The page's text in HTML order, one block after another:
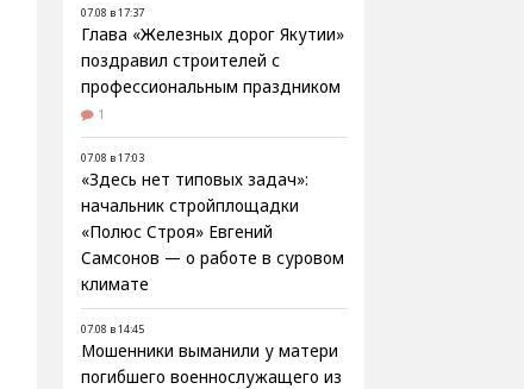
07.08 в 17:37
Глава «Железных дорог Якутии»
поздравил строителей с
профессиональным праздником
1
07.08 в 17:03
«Здесь нет типовых задач»:
начальник стройплощадки
«Полюс Строя» Евгений
Самсонов — о работе в суровом
климате
07.08 в 14:45
Мошенники выманили у матери
погибшего военнослужащего из